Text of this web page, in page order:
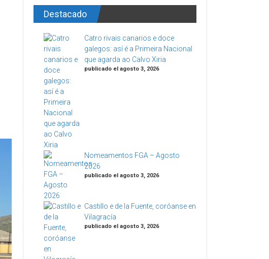
Destacado
Catro rivais canarios e doce
galegos: así é a Primeira Nacional
que agarda ao Calvo Xiria
publicado el agosto 3, 2026
Nomeamentos FGA – Agosto
2026
publicado el agosto 3, 2026
Castillo e de la Fuente, coróanse en
Vilagracía
publicado el agosto 3, 2026